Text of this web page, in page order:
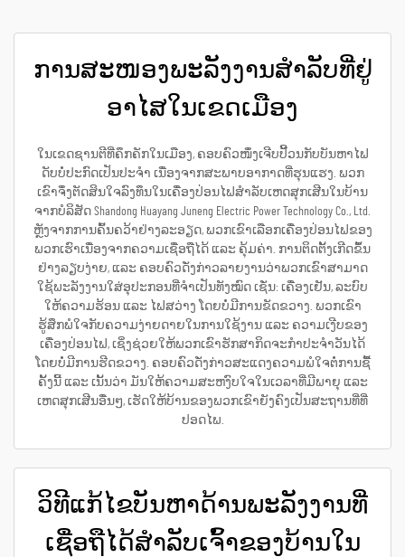
ການສະໜອງພະລັງງານສຳລັບທີ່ຢູ່
ອາໄສໃນເຂດເມືອງ
ໃນເຂດຊານຕີທີ່ຄຶກຄັກໃນເມືອງ, ຄອບຄົວໜຶ່ງເຈີບປີ້ວນກັບບັນຫາໄຟ
ດັບບໍ່ປະກົດເປັນປະຈຳ ເນື່ອງຈາກສະພາບອາກາດທີ່ຮຸນແຮງ. ພວກ
ເຂົາຈຶ່ງຕັດສິນໃຈລົງທຶນໃນເຄື່ອງປ່ອນໄຟສຳລັບເຫດສຸກເສີນໃນບ້ານ
ຈາກບໍລິສັດ Shandong Huayang Juneng Electric Power Technology Co., Ltd.
ຫຼັງຈາກການຄົ້ນຄວ້າຢ່າງລະອຽດ, ພວກເຂົາເລືອກເຄື່ອງປ່ອນໄຟຂອງ
ພວກເຮົາເນື່ອງຈາກຄວາມເຊື່ອຖືໄດ້ ແລະ ຄຸ້ມຄ່າ. ການຕິດຕັ້ງເກີດຂຶ້ນ
ຢ່າງລຽບງ່າຍ, ແລະ ຄອບຄົວດັ່ງກ່າວລາຍງານວ່າພວກເຂົາສາມາດ
ໃຊ້ພະລັງງານໃສ່ອຸປະກອນທີ່ຈຳເປັນທັງໝົດ ເຊັ່ນ: ເຄື່ອງເຢັນ, ລະບົບ
ໃຫ້ຄວາມຮ້ອນ ແລະ ໄຟສວ່າງ ໂດຍບໍ່ມີການຂັດຂວາງ. ພວກເຂົາ
ຮູ້ສຶກພໍໃຈກັບຄວາມງ່າຍດາຍໃນການໃຊ້ງານ ແລະ ຄວາມເງີບຂອງ
ເຄື່ອງປ່ອນໄຟ, ເຊິ່ງຊ່ວຍໃຫ້ພວກເຂົາຮັກສາກິດຈະກຳປະຈຳວັນໄດ້
ໂດຍບໍ່ມີການຮີດຂວາງ. ຄອບຄົວດັ່ງກ່າວສະແດງຄວາມພໍໃຈຕໍ່ການຊື້
ຄັ້ງນີ້ ແລະ ເນັ້ນວ່າ ມັນໃຫ້ຄວາມສະຫງົບໃຈໃນເວລາທີ່ມີພາຍຸ ແລະ
ເຫດສຸກເສີນອື່ນໆ, ເຮັດໃຫ້ບ້ານຂອງພວກເຂົາຍັງຄົງເປັນສະຖານທີ່ທີ່
ປອດໄພ.
ວິທີແກ້ໄຂບັນຫາດ້ານພະລັງງານທີ່
ເຊື່ອຖືໄດ້ສຳລັບເຈົ້າຂອງບ້ານໃນ